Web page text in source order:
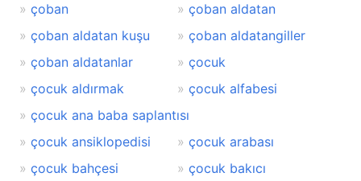
çoban
çoban aldatan
çoban aldatan kuşu
çoban aldatangiller
çoban aldatanlar
çocuk
çocuk aldırmak
çocuk alfabesi
çocuk ana baba saplantısı
çocuk ansiklopedisi
çocuk arabası
çocuk bahçesi
çocuk bakıcı